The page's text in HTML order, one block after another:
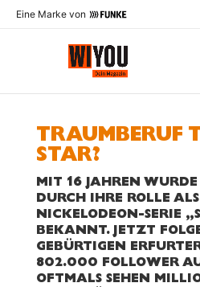
Eine Marke von
TRAUMBERUF
STAR?
MIT 16 JAHREN
DURCH IHRE ROLLE
NICKELODEON-SERIE
BEKANNT. JETZT
GEBÜRTIGEN
802.000 FOLLOWER
OFTMALS SEHEN